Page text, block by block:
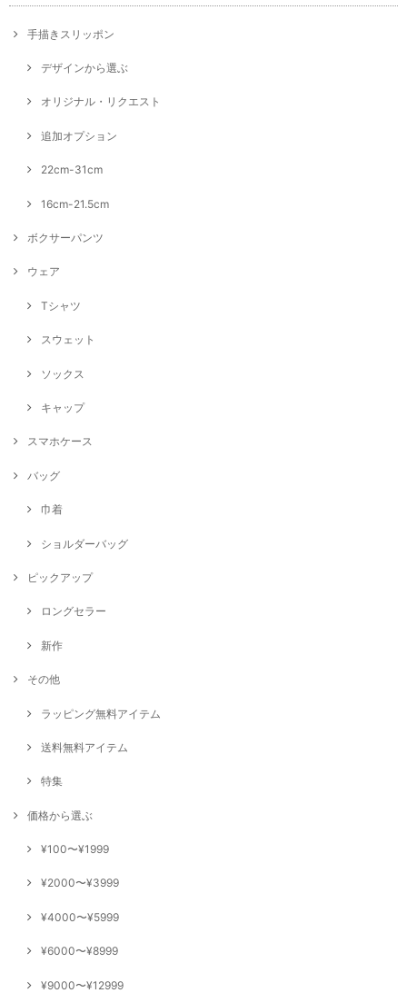
手描きスリッポン
デザインから選ぶ
オリジナル・リクエスト
追加オプション
22cm-31cm
16cm-21.5cm
ボクサーパンツ
ウェア
Tシャツ
スウェット
ソックス
キャップ
スマホケース
バッグ
巾着
ショルダーバッグ
ピックアップ
ロングセラー
新作
その他
ラッピング無料アイテム
送料無料アイテム
特集
価格から選ぶ
¥100〜¥1999
¥2000〜¥3999
¥4000〜¥5999
¥6000〜¥8999
¥9000〜¥12999